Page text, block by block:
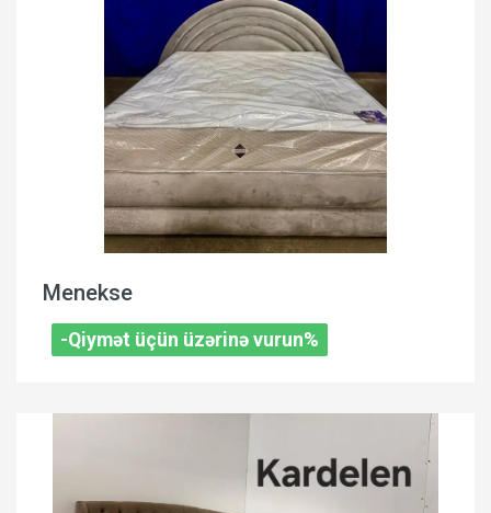
Menekse
-Qiymət üçün üzərinə vurun%